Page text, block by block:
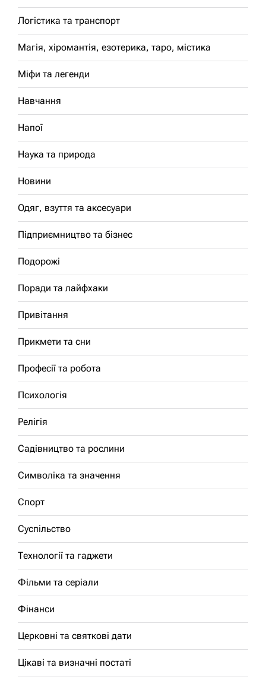
Логістика та транспорт
Магія, хіромантія, езотерика, таро, містика
Міфи та легенди
Навчання
Напої
Наука та природа
Новини
Одяг, взуття та аксесуари
Підприємництво та бізнес
Подорожі
Поради та лайфхаки
Привітання
Прикмети та сни
Професії та робота
Психологія
Релігія
Садівництво та рослини
Символіка та значення
Спорт
Суспільство
Технології та гаджети
Фільми та серіали
Фінанси
Церковні та святкові дати
Цікаві та визначні постаті